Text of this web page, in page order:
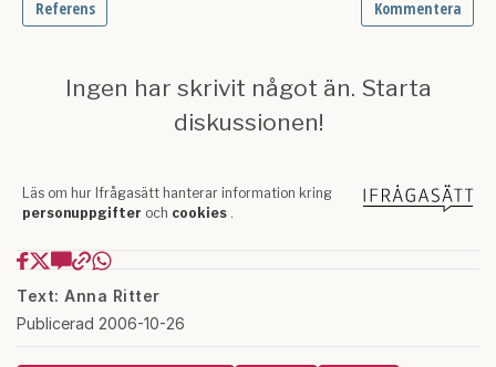
Text: Anna Ritter
Publicerad 2006-10-26